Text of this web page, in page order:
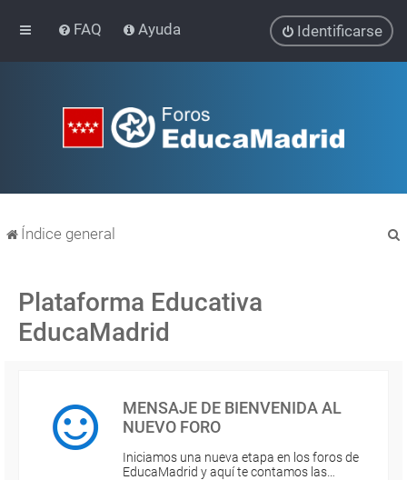
FAQ Ayuda Identificarse
Índice general
Plataforma Educativa
EducaMadrid
MENSAJE DE BIENVENIDA AL
NUEVO FORO
Iniciamos una nueva etapa en los foros de
EducaMadrid y aquí te contamos las…